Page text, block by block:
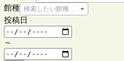
館種 検索したい館種を選択してください
投稿日
～